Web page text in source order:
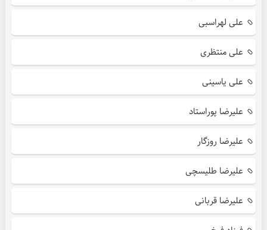
علی لهراسبی
علی منتظری
علی یاسینی
علیرضا پوراستاد
علیرضا روزگار
علیرضا طلیسچی
علیرضا قربانی